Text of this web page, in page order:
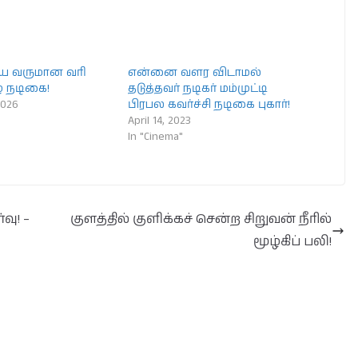
வருமான வரி
நடிகை!
என்னை வளர விடாமல்
தடுத்தவர் நடிகர் மம்முட்டி
பிரபல கவர்ச்சி நடிகை புகார்!
April 14, 2023
In "Cinema"
–
குளத்தில் குளிக்கச் சென்ற சிறுவன் நீரில்
மூழ்கிப் பலி!